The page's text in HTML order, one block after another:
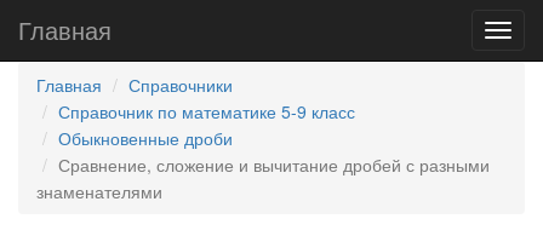
Главная
Главная
Справочники
Справочник по математике 5-9 класс
Обыкновенные дроби
Сравнение, сложение и вычитание дробей с разными
знаменателями